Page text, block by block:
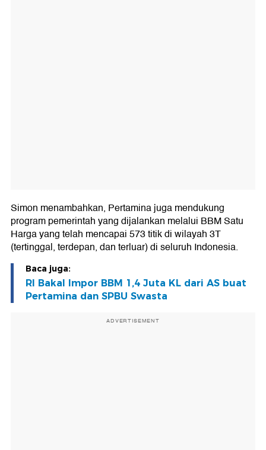
Simon menambahkan, Pertamina juga mendukung
program pemerintah yang dijalankan melalui BBM Satu
Harga yang telah mencapai 573 titik di wilayah 3T
(tertinggal, terdepan, dan terluar) di seluruh Indonesia.
Baca juga:
RI Bakal Impor BBM 1,4 Juta KL dari AS buat
Pertamina dan SPBU Swasta
ADVERTISEMENT